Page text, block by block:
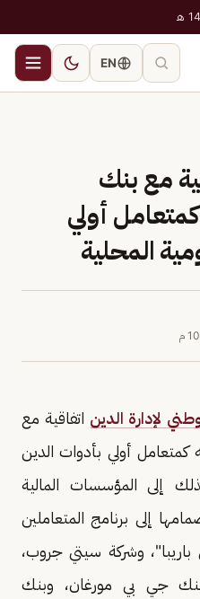
EN
مع بنك
أولي
المحلية
م
لإدارة الدين اتفاقية مع
أولي بأدوات الدين
إلى المؤسسات المالية
إلى برنامج المتعاملين
وشركة سيتي جروب،
جي بي مورغان، وبنك